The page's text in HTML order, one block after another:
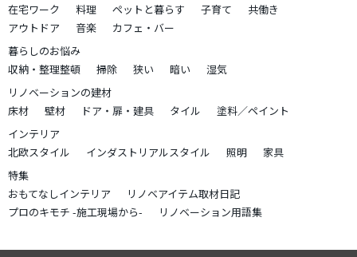
在宅ワーク
料理 ペットと暮らす 子育て
共働き
アウトドア
音楽
カフェ・バー
暮らしのお悩み
収納・整理整頓
掃除 狭い 暗い
湿気
リノベーションの建材
床材
壁材 ドア・扉・建具 タイル
塗料／ペイント
インテリア
北欧スタイル
インダストリアルスタイル 照明
家具
特集
おもてなしインテリア
リノベアイテム取材日記
プロのキモチ -施工現場から-
リノベーション用語集